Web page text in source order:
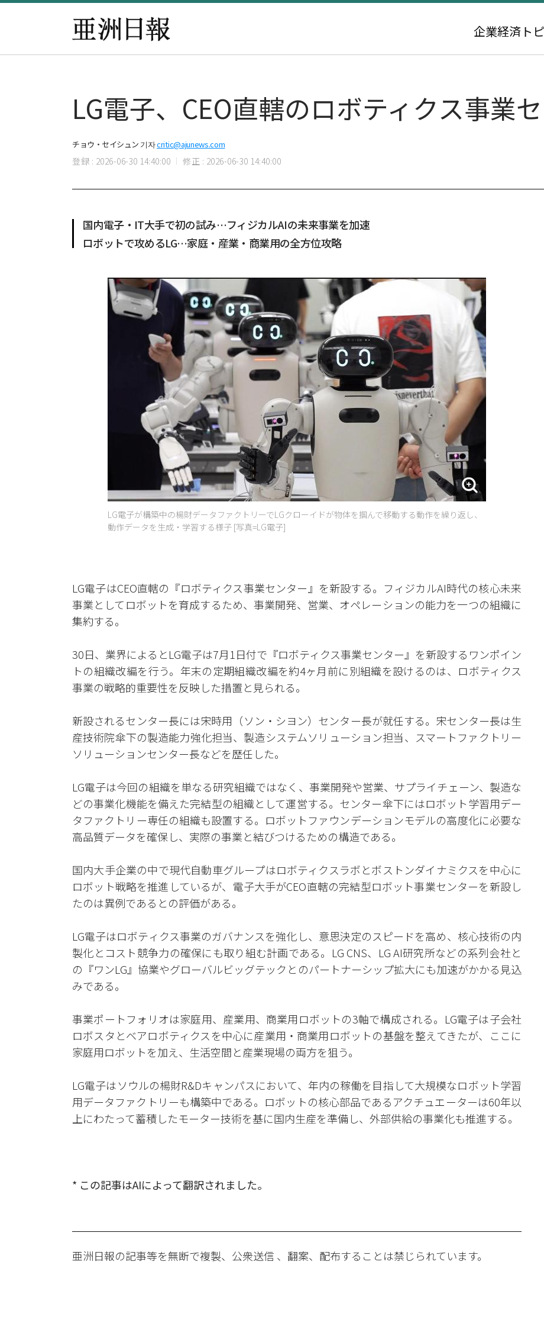
企業経済 ト
LG電子、CEO直轄のロボティクス事業
チョウ・セイシュン 기자critic@ajunews.com
登録 : 2026-06-30 14:40:00 修正 : 2026-06-30 14:40:00
国内電子・IT大手で初の試み…フィジカルAIの未来事業を加速
ロボットで攻めるLG…家庭・産業・商業用の全方位攻略
LG電子が構築中の楊財データファクトリーでLGクローイドが物体を掴んで移動する動作を繰り返し、
動作データを生成・学習する様子 [写真=LG電子]
LG電子はCEO直轄の『ロボティクス事業センター』を新設する。フィジカルAI時代の核心未来
事業としてロボットを育成するため、事業開発、営業、オペレーションの能力を一つの組織に
集約する。
30日、業界によるとLG電子は7月1日付で『ロボティクス事業センター』を新設するワンポイン
トの組織改編を行う。年末の定期組織改編を約4ヶ月前に別組織を設けるのは、ロボティクス
事業の戦略的重要性を反映した措置と見られる。
新設されるセンター長には宋時用（ソン・シヨン）センター長が就任する。宋センター長は生
産技術院傘下の製造能力強化担当、製造システムソリューション担当、スマートファクトリー
ソリューションセンター長などを歴任した。
LG電子は今回の組織を単なる研究組織ではなく、事業開発や営業、サプライチェーン、製造な
どの事業化機能を備えた完結型の組織として運営する。センター傘下にはロボット学習用デー
タファクトリー専任の組織も設置する。ロボットファウンデーションモデルの高度化に必要な
高品質データを確保し、実際の事業と結びつけるための構造である。
国内大手企業の中で現代自動車グループはロボティクスラボとボストンダイナミクスを中心に
ロボット戦略を推進しているが、電子大手がCEO直轄の完結型ロボット事業センターを新設し
たのは異例であるとの評価がある。
LG電子はロボティクス事業のガバナンスを強化し、意思決定のスピードを高め、核心技術の内
製化とコスト競争力の確保にも取り組む計画である。LG CNS、LG AI研究所などの系列会社と
の『ワンLG』協業やグローバルビッグテックとのパートナーシップ拡大にも加速がかかる見込
みである。
事業ポートフォリオは家庭用、産業用、商業用ロボットの3軸で構成される。LG電子は子会社
ロボスタとベアロボティクスを中心に産業用・商業用ロボットの基盤を整えてきたが、ここに
家庭用ロボットを加え、生活空間と産業現場の両方を狙う。
LG電子はソウルの楊財R&Dキャンパスにおいて、年内の稼働を目指して大規模なロボット学習
用データファクトリーも構築中である。ロボットの核心部品であるアクチュエーターは60年以
上にわたって蓄積したモーター技術を基に国内生産を準備し、外部供給の事業化も推進する。
* この記事はAIによって翻訳されました。
亜洲日報の記事等を無断で複製、公衆送信 、翻案、配布することは禁じられています。